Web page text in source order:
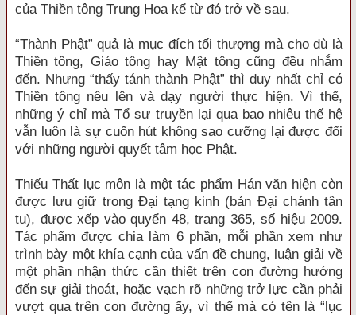
của Thiền tông Trung Hoa kể từ đó trở về sau.
“Thành Phật” quả là mục đích tối thượng mà cho dù là
Thiền tông, Giáo tông hay Mật tông cũng đều nhắm
đến. Nhưng “thấy tánh thành Phật” thì duy nhất chỉ có
Thiền tông nêu lên và dạy người thực hiện. Vì thế,
những ý chỉ mà Tổ sư truyền lại qua bao nhiêu thế hệ
vẫn luôn là sự cuốn hút không sao cưỡng lại được đối
với những người quyết tâm học Phật.
Thiếu Thất lục môn là một tác phẩm Hán văn hiện còn
được lưu giữ trong Đại tạng kinh (bản Đại chánh tân
tu), được xếp vào quyển 48, trang 365, số hiệu 2009.
Tác phẩm được chia làm 6 phần, mỗi phần xem như
trình bày một khía cạnh của vấn đề chung, luận giải về
một phần nhận thức cần thiết trên con đường hướng
đến sự giải thoát, hoặc vạch rõ những trở lực cần phải
vượt qua trên con đường ấy, vì thế mà có tên là “lục